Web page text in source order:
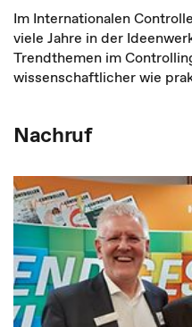
Im Internationalen
viele Jahre in der
Trendthemen im
wissenschaftlicher wie
Nachruf